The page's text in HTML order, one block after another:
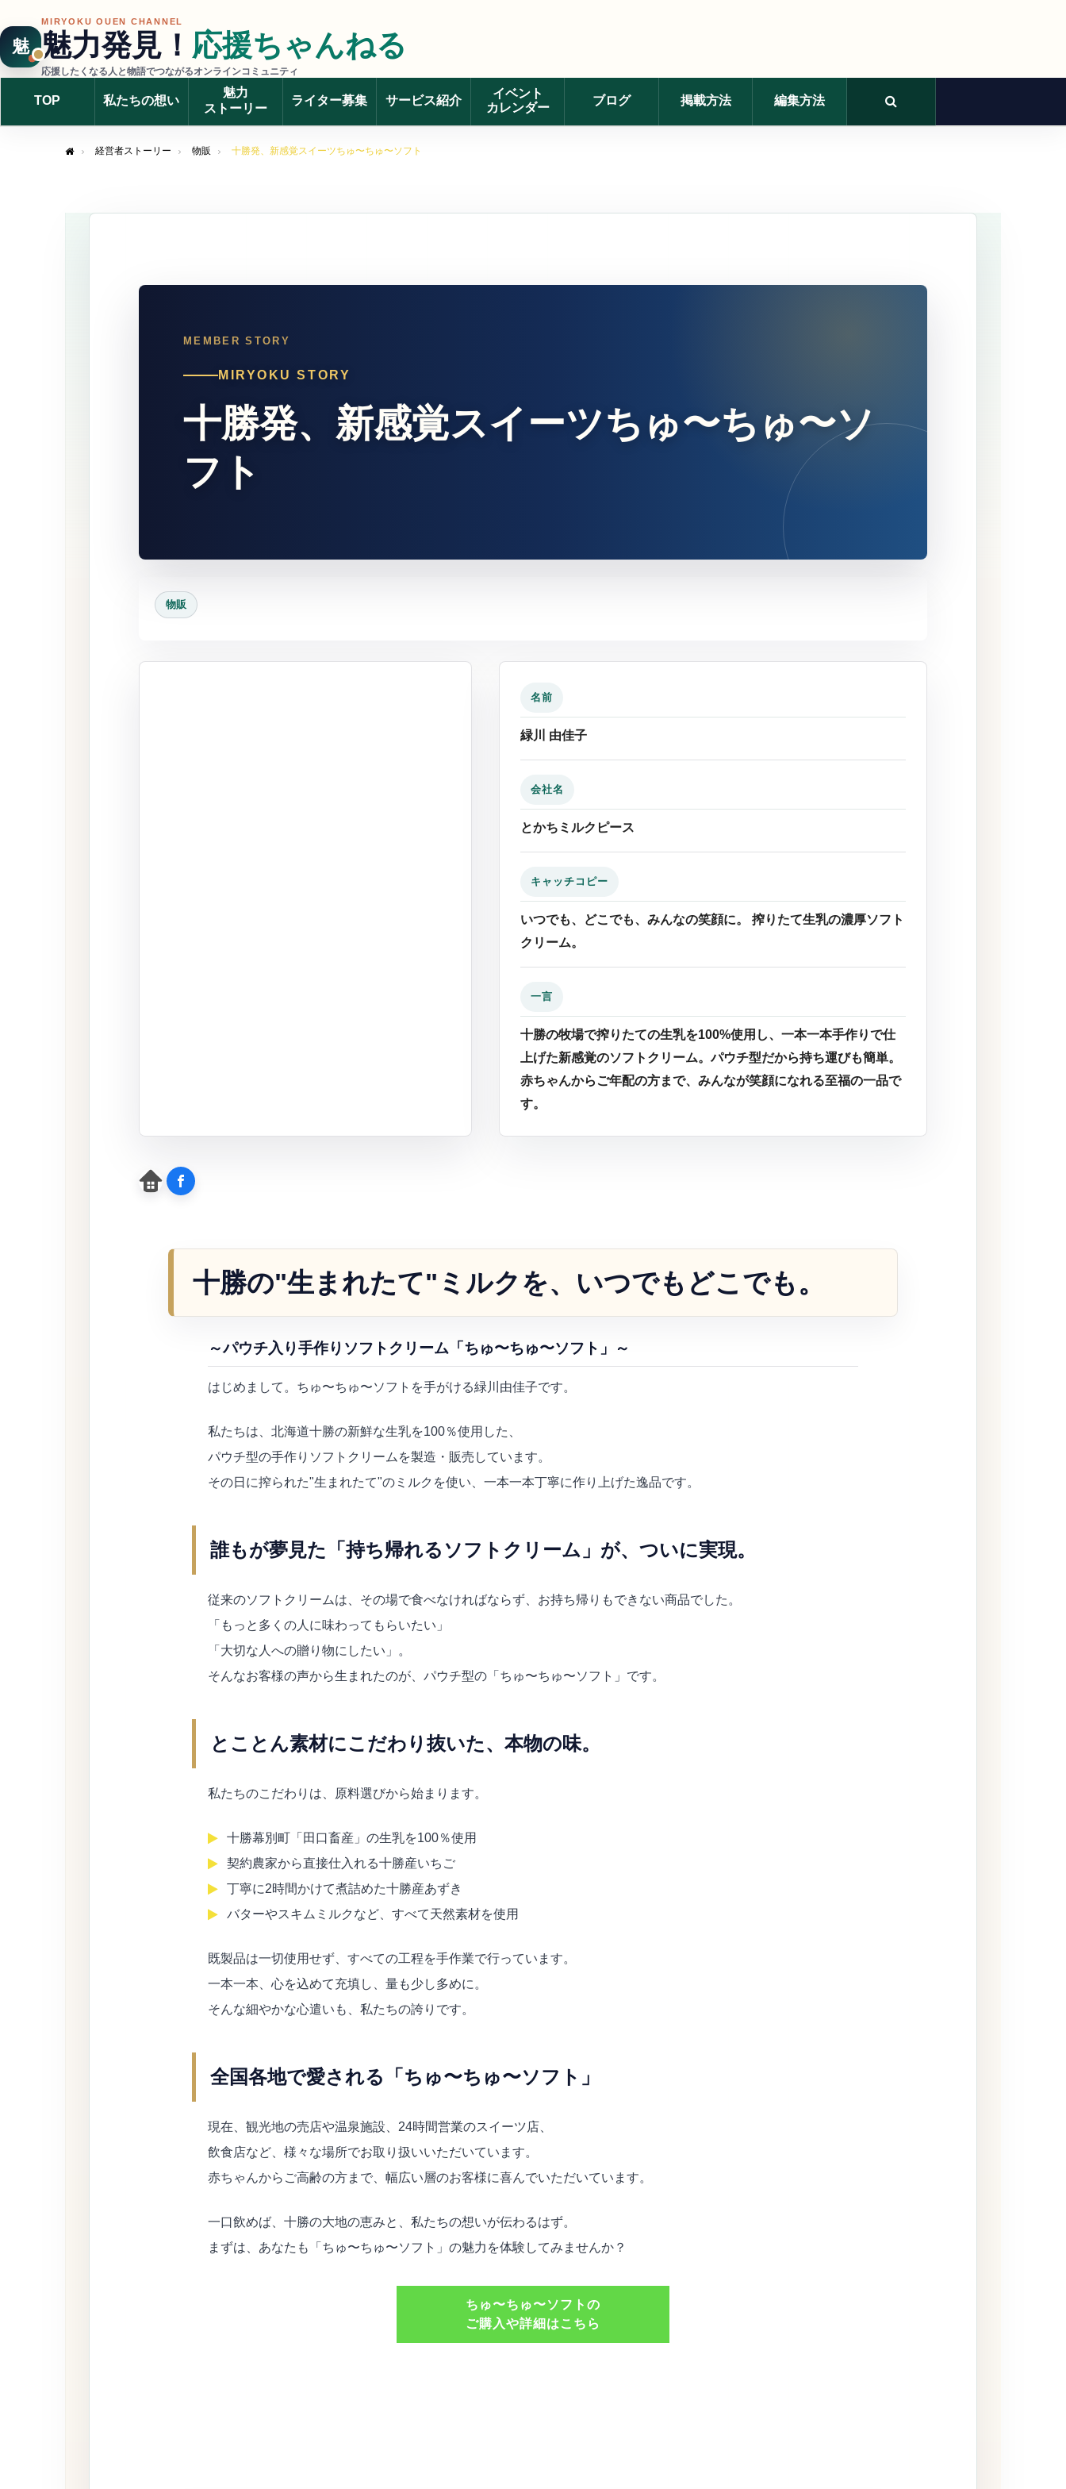
魅
MIRYOKU OUEN CHANNEL
魅力発見！ 応援ちゃんねる
応援したくなる人と物語でつながるオンラインコミュニティ
TOP 私たちの想い
魅力
ストーリー
ライター募集 サービス紹介
イベント
カレンダー
ブログ 掲載方法 編集方法
経営者ストーリー 物販 十勝発、新感覚スイーツちゅ〜ちゅ〜ソフト
MIRYOKU STORY
十勝発、新感覚スイーツちゅ〜ちゅ〜ソ
フト
物販
名前
緑川 由佳子
会社名
とかちミルクピース
キャッチコピー
いつでも、どこでも、みんなの笑顔に。 搾りたて生乳の濃厚ソフト
クリーム。
一言
十勝の牧場で搾りたての生乳を100%使用し、一本一本手作りで仕
上げた新感覚のソフトクリーム。パウチ型だから持ち運びも簡単。
赤ちゃんからご年配の方まで、みんなが笑顔になれる至福の一品で
す。
十勝の"生まれたて"ミルクを、いつでもどこでも。
～パウチ入り手作りソフトクリーム「ちゅ〜ちゅ〜ソフト」～
はじめまして。ちゅ〜ちゅ〜ソフトを手がける緑川由佳子です。
私たちは、北海道十勝の新鮮な生乳を100％使用した、
パウチ型の手作りソフトクリームを製造・販売しています。
その日に搾られた"生まれたて"のミルクを使い、一本一本丁寧に作り上げた逸品です。
誰もが夢見た「持ち帰れるソフトクリーム」が、ついに実現。
従来のソフトクリームは、その場で食べなければならず、お持ち帰りもできない商品でした。
「もっと多くの人に味わってもらいたい」
「大切な人への贈り物にしたい」。
そんなお客様の声から生まれたのが、パウチ型の「ちゅ〜ちゅ〜ソフト」です。
とことん素材にこだわり抜いた、本物の味。
私たちのこだわりは、原料選びから始まります。
十勝幕別町「田口畜産」の生乳を100％使用
契約農家から直接仕入れる十勝産いちご
丁寧に2時間かけて煮詰めた十勝産あずき
バターやスキムミルクなど、すべて天然素材を使用
既製品は一切使用せず、すべての工程を手作業で行っています。
一本一本、心を込めて充填し、量も少し多めに。
そんな細やかな心遣いも、私たちの誇りです。
全国各地で愛される「ちゅ〜ちゅ〜ソフト」
現在、観光地の売店や温泉施設、24時間営業のスイーツ店、
飲食店など、様々な場所でお取り扱いいただいています。
赤ちゃんからご高齢の方まで、幅広い層のお客様に喜んでいただいています。
一口飲めば、十勝の大地の恵みと、私たちの想いが伝わるはず。
まずは、あなたも「ちゅ〜ちゅ〜ソフト」の魅力を体験してみませんか？
ちゅ〜ちゅ〜ソフトの
ご購入や詳細はこちら